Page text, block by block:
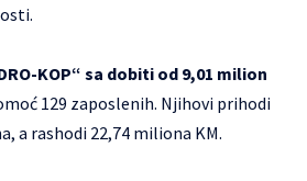
KOP“ sa dobiti od 9,01 milion
129 zaposlenih. Njihovi prihodi
a rashodi 22,74 miliona KM.